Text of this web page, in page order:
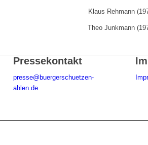
Klaus Rehmann
Theo Junkmann
Pressekontakt
presse@buergerschuetzen-
ahlen.de